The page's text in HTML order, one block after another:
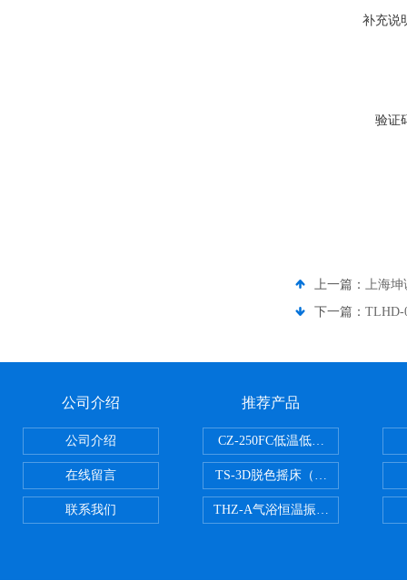
补充说
验证
上一篇：
上海
下一篇： TLHD-
公司介绍
公司介绍
在线留言
联系我们
推荐产品
CZ-250FC低温低湿种子储藏柜
TS-3D脱色摇床（三维运动）
THZ-A气浴恒温振荡器